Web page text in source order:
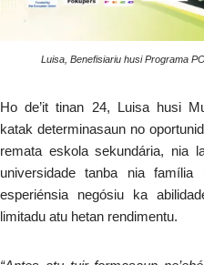
Luisa, Benefisiariu husi Programa
Ho de’it tinan 24, Luisa husi
katak determinasaun no
remata eskola sekundária, nia
universidade tanba nia
esperiénsia negósiu ka
limitadu atu hetan rendimentu.